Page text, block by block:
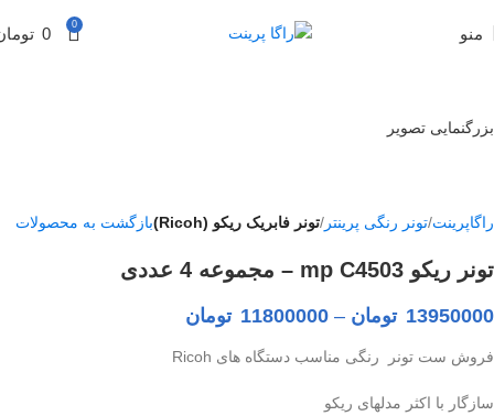
منو 0
0
بزرگنمایی تصویر
راگاپرینت تونر رنگی پرینتر تونر فابریک ریکو (Ricoh) بازگشت به محصولات
تونر ریکو mp C4503 – مجموعه 4 عددی
13950000 تومان –
11800000 تومان
فروش ست تونر رنگی مناسب دستگاه های Ricoh
سازگار با اکثر مدلهای ریکو